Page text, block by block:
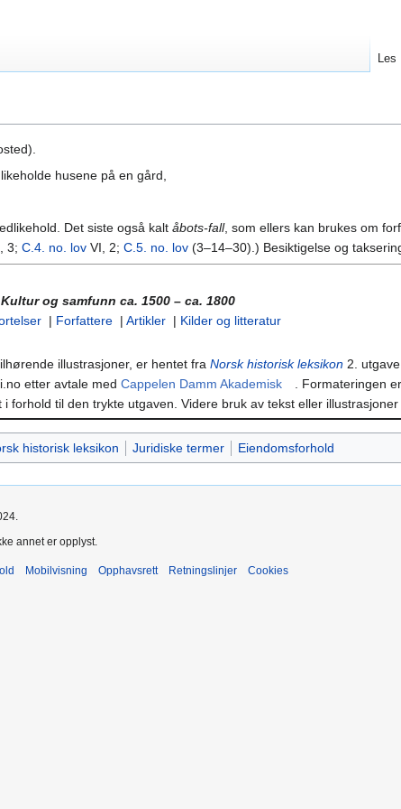
husene på en gård,
Det siste også kalt åbots-fall, som ellers kan brukes om
3; C.4. no. lov VI, 2; C.5. no. lov (3–14–30).) Besiktigelse og
og samfunn ca. 1500 – ca. 1800
| Forfattere | Artikler | Kilder og litteratur
illustrasjoner, er hentet fra Norsk historisk leksikon 2.
etter avtale med Cappelen Damm Akademisk
. Formateringen
forhold til den trykte utgaven. Videre bruk av tekst eller
historisk leksikon Juridiske termer Eiendomsforhold
Les
annet er opplyst.
Mobilvisning Opphavsrett Retningslinjer Cookies